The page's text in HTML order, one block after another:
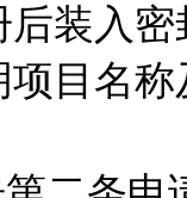
装入
目名